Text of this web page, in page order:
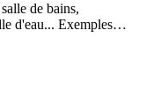
de bains,
d'eau... Exemples…